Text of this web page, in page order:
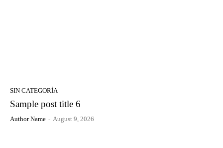
SIN CATEGORÍA
Sample post title 6
Author Name - August 9, 2026